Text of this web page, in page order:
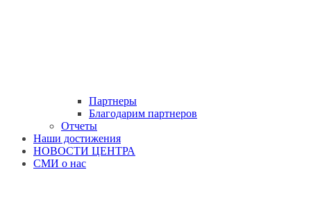
Партнеры
Благодарим партнеров
Отчеты
Наши достижения
НОВОСТИ ЦЕНТРА
СМИ о нас